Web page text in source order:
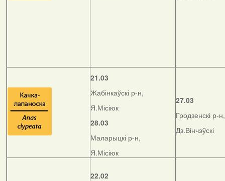
21.03
Жабінкаўскі р-н,
Я.Місіюк
28.03
Маларыцкі р-н,
Я.Місіюк
27.03
Гродзенскі р-н,
Дз.Вінчэўскі
22.02